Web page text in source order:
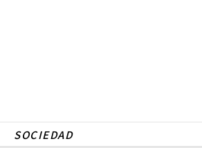
SOCIEDAD